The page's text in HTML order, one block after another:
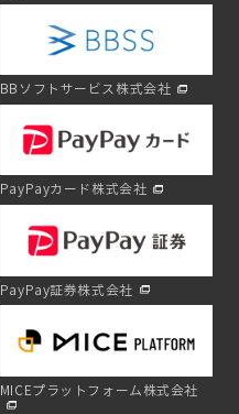
BBソフトサービス株式会社
PayPayカード株式会社
PayPay証券株式会社
MICEプラットフォーム株式会社